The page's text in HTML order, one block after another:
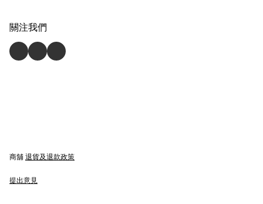
關注我們
商舖 退貨及退款政策
提出意見